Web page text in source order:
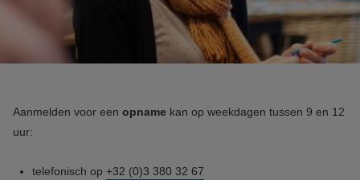
Aanmelden voor een opname kan op weekdagen tussen 9 en 12
uur:
telefonisch op +32 (0)3 380 32 67